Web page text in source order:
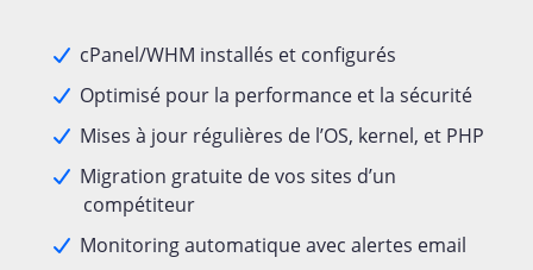
cPanel/WHM installés et configurés
Optimisé pour la performance et la sécurité
Mises à jour régulières de l’OS, kernel, et PHP
Migration gratuite de vos sites d’un
compétiteur
Monitoring automatique avec alertes email